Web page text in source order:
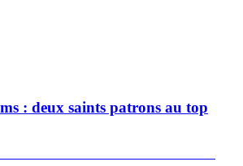
: deux saints patrons au top